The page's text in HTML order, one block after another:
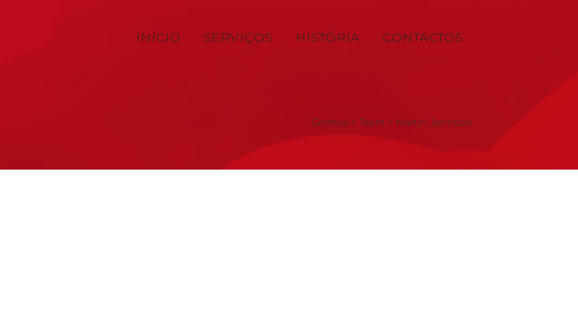
INÍCIO SERVIÇOS HISTÓRIA CONTACTOS
Gorteca > Team > Martin Johnson